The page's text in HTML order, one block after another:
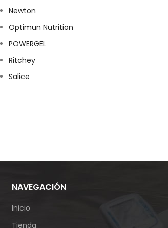
Newton
Optimun Nutrition
POWERGEL
Ritchey
Salice
NAVEGACIÓN
Inicio
Tienda